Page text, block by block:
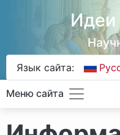
Идеи
Язык сайта:
Меню сайта